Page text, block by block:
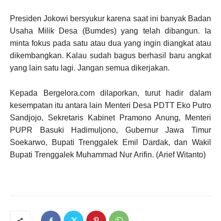
Presiden Jokowi bersyukur karena saat ini banyak Badan
Usaha Milik Desa (Bumdes) yang telah dibangun. Ia
minta fokus pada satu atau dua yang ingin diangkat atau
dikembangkan. Kalau sudah bagus berhasil baru angkat
yang lain satu lagi. Jangan semua dikerjakan.
Kepada Bergelora.com dilaporkan, turut hadir dalam
kesempatan itu antara lain Menteri Desa PDTT Eko Putro
Sandjojo, Sekretaris Kabinet Pramono Anung, Menteri
PUPR Basuki Hadimuljono, Gubernur Jawa Timur
Soekarwo, Bupati Trenggalek Emil Dardak, dan Wakil
Bupati Trenggalek Muhammad Nur Arifin. (Arief Witanto)